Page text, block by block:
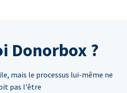
Donorbox ?
mais le processus lui-même ne
pas l'être